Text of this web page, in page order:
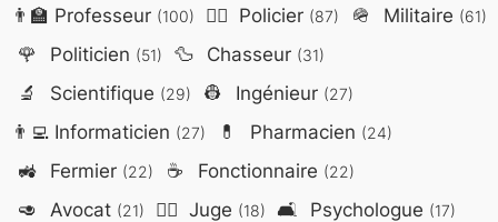
👨‍🏫 Professeur (100) 👮‍♂️ Policier (87) 🪖 Militaire (61)
🌹 Politicien (51) 🦆 Chasseur (31)
🔬 Scientifique (29) 👷 Ingénieur (27)
👨‍💻Informaticien (27) 💊 Pharmacien (24)
🚜 Fermier (22) ☕ Fonctionnaire (22)
🥑 Avocat (21) 👨‍⚖️ Juge (18) 🛋️ Psychologue (17)